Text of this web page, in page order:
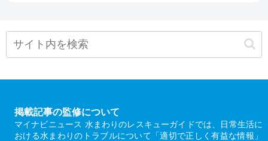
掲載記事の監修について
マイナビニュース 水まわりのレスキューガイドでは、日常生活に
おける水まわりのトラブルについて「適切で正しく有益な情報」